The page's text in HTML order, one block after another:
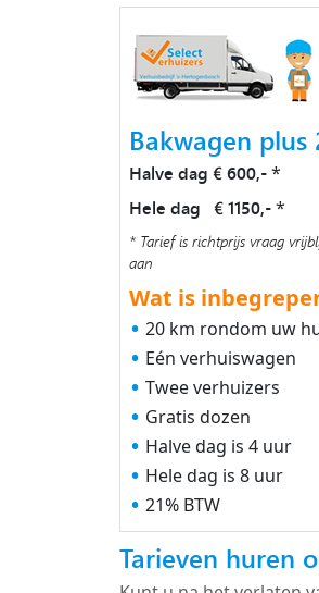
Bakwagen plus
Halve dag € 600,-*
Hele dag € 1150,-*
* Tarief is richtprijs vraag
aan
Wat is
20 km rondom uw
Eén verhuiswagen
Twee verhuizers
Gratis dozen
Halve dag is 4 uur
Hele dag is 8 uur
21% BTW
Tarieven huren